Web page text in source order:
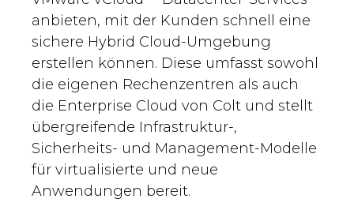
anbieten, mit der Kunden schnell eine
sichere Hybrid Cloud-Umgebung
erstellen können. Diese umfasst sowohl
die eigenen Rechenzentren als auch
die Enterprise Cloud von Colt und stellt
übergreifende Infrastruktur-,
Sicherheits- und Management-Modelle
für virtualisierte und neue
Anwendungen bereit.